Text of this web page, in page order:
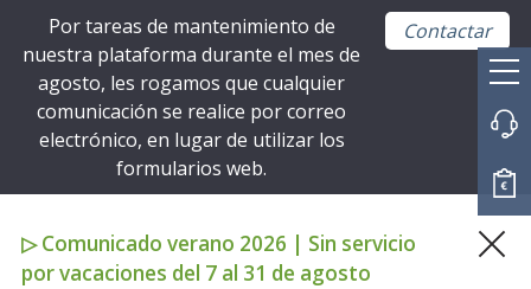
Por tareas de mantenimiento de
nuestra plataforma durante el mes de
agosto, les rogamos que cualquier
comunicación se realice por correo
electrónico, en lugar de utilizar los
formularios web.
Contactar
▷ Comunicado verano 2026 | Sin servicio
por vacaciones del 7 al 31 de agosto